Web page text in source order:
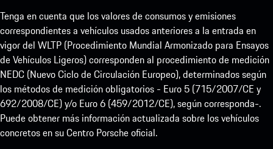
Tenga en cuenta que los valores de consumos y emisiones
correspondientes a vehículos usados anteriores a la entrada en
vigor del WLTP (Procedimiento Mundial Armonizado para Ensayos
de Vehículos Ligeros) corresponden al procedimiento de medición
NEDC (Nuevo Ciclo de Circulación Europeo), determinados según
los métodos de medición obligatorios - Euro 5 (715/2007/CE y
692/2008/CE) y/o Euro 6 (459/2012/CE), según corresponda-.
Puede obtener más información actualizada sobre los vehículos
concretos en su Centro Porsche oficial.